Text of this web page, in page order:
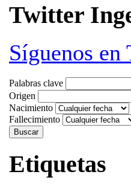
Twitter
Síguenos en
Palabras clave
Origen
Nacimiento
Fallecimiento
Etiquetas